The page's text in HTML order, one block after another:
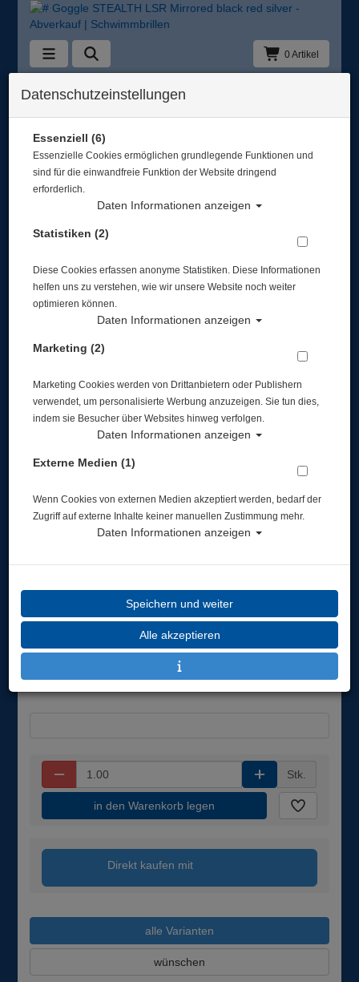
0 Artikel
Zurück
Alle Artikel zeigen aus: Schwimmbrillen
# Goggle STEALTH LSR Mirrored black red
20,41 €*
1-3 Werktage
Stk.
in den Warenkorb legen
Direkt kaufen mit
alle Varianten
wünschen
Datenschutzeinstellungen
Essenziell (6)
Essenzielle Cookies ermöglichen grundlegende Funktionen und
sind für die einwandfreie Funktion der Website dringend
erforderlich.
Daten Informationen anzeigen
Statistiken (2)
Diese Cookies erfassen anonyme Statistiken. Diese Informationen
helfen uns zu verstehen, wie wir unsere Website noch weiter
optimieren können.
Daten Informationen anzeigen
Marketing (2)
Marketing Cookies werden von Drittanbietern oder Publishern
verwendet, um personalisierte Werbung anzuzeigen. Sie tun dies,
indem sie Besucher über Websites hinweg verfolgen.
Daten Informationen anzeigen
Externe Medien (1)
Wenn Cookies von externen Medien akzeptiert werden, bedarf der
Zugriff auf externe Inhalte keiner manuellen Zustimmung mehr.
Daten Informationen anzeigen
Speichern und weiter
Alle akzeptieren